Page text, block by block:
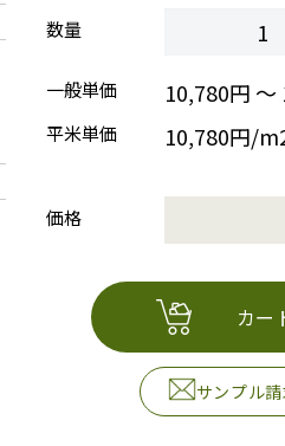
数量
一般単価
10,780円 ～
平米単価
10,780円/
価格
カー
サンプル